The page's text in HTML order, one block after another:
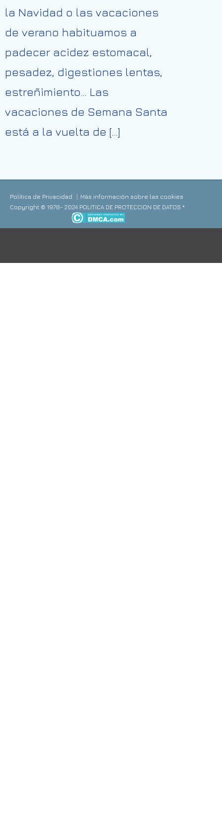
la Navidad o las vacaciones
de verano habituamos a
padecer acidez estomacal,
pesadez, digestiones lentas,
estreñimiento… Las
vacaciones de Semana Santa
está a la vuelta de […]
Política de Privacidad
Más información sobre las cookies
Copyright © 1978- 2024 POLITICA DE PROTECCION DE DATOS *